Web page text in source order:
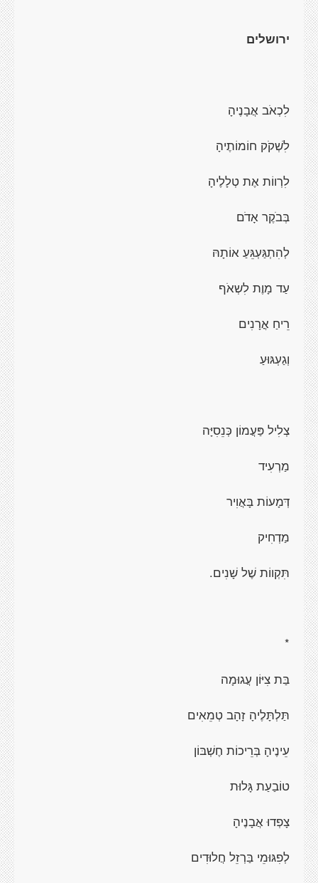
ירושלים
לִכְאֹב אֲבָנֶיהָ
לִשְׁקֹק חוֹמוֹתֶיהָ
לִרְווֹת אֶת טְלָלֶיהָ
בְּבֹקֶר אָדֹם
לְהִתְגַּעְגֵּעַ אוֹתָהּ
עַד מָוֶת לִשְאֹף
רֵיחַ אֳרָנִים
וְגַעְגּוּעַ
צְלִיל פַּעֲמוֹן כְּנֵסִיָּה
מַרְעִיד
דְּמָעוֹת בָּאֲוִיר
מַדְחִיק
תִּקְווֹת שֶׁל שָׁנִים.
*
בַּת צִיּוֹן עֲגוּמָה
תַּלְתָּלֶיהָ זָהָב טְמֵאִים
עֵינֶיהָ בְּרֵיכוֹת חֶשְׁבּוֹן
טוֹבַעַת גָּלוּת
צָפְדוּ אֲבָנֶיהָ
לְפִגּוּמֵי בַּרְזֵל חֲלוּדִים